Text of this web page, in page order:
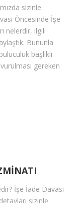
sizinle
Öncesinde İşe
nelerdir, ilgili
Bununla
başlıklı
gereken
İşe İade Davası
sizinle